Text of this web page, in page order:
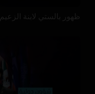
ظهور بالستي لابنة الزعيم